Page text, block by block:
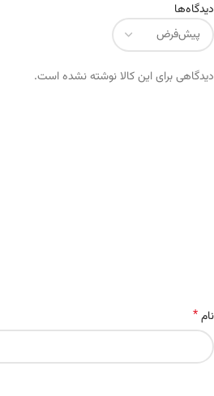
دیدگاه‌ها
دیدگاهی برای این کالا نوشته نشده است.
نام*